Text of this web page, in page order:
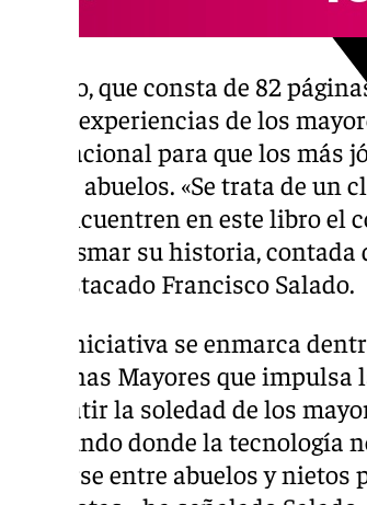
El libro, que consta de 82
vida y experiencias de los
generacional para que los más
de sus abuelos. «Se trata de un
que encuentren en este libro el
de plasmar su historia, contada
ha destacado Francisco Salado.
Esta iniciativa se enmarca
Personas Mayores que
combatir la soledad de los
un mundo donde la tecnología
sentarse entre abuelos y nietos